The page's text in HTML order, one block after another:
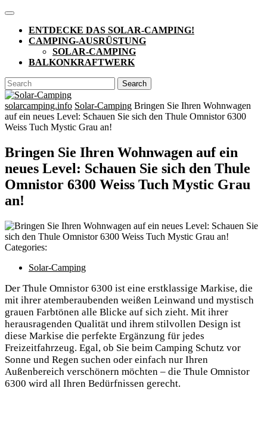
Skip
content
Open
ButtonENTDECKE DAS SOLAR-CAMPING!
CAMPING-AUSRÜSTUNG
SOLAR-CAMPING
BALKONKRAFTWERK
CLOSE
BUTTON
Search
for:
solarcamping.info Solar-Camping Bringen Sie Ihren Wohnwagen
auf ein neues Level: Schauen Sie sich den Thule Omnistor 6300
Weiss Tuch Mystic Grau an!
Bringen Sie Ihren Wohnwagen auf ein
neues Level: Schauen Sie sich den Thule
Omnistor 6300 Weiss Tuch Mystic Grau
an!
Categories:
Solar-Camping
Der Thule Omnistor 6300 ist eine erstklassige Markise, die
mit ihrer atemberaubenden weißen Leinwand und mystisch
grauen Farbtönen alle Blicke auf sich zieht. Mit ihrer
herausragenden Qualität und ihrem stilvollen Design ist
diese Markise die perfekte Ergänzung für jedes
Freizeitfahrzeug. Egal, ob Sie beim Camping Schutz vor
Sonne und Regen suchen oder einfach nur Ihren
Außenbereich verschönern möchten – die Thule Omnistor
6300 wird all Ihren Bedürfnissen gerecht.